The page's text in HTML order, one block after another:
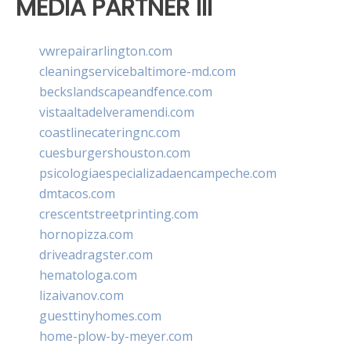
MEDIA PARTNER III
vwrepairarlington.com
cleaningservicebaltimore-md.com
beckslandscapeandfence.com
vistaaltadelveramendi.com
coastlinecateringnc.com
cuesburgershouston.com
psicologiaespecializadaencampeche.com
dmtacos.com
crescentstreetprinting.com
hornopizza.com
driveadragster.com
hematologa.com
lizaivanov.com
guesttinyhomes.com
home-plow-by-meyer.com